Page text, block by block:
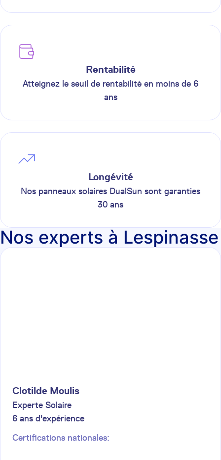
Rentabilité
Atteignez le seuil de rentabilité en moins de 6
ans
Longévité
Nos panneaux solaires DualSun sont garanties
30 ans
Nos experts à Lespinasse
Clotilde Moulis
Experte Solaire
6 ans d'expérience
Certifications nationales: